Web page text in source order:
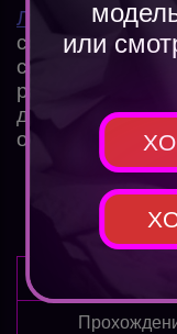
Лучшие вебкам
ссылке или в
спокойно
работы исходя
других
обучение и
или